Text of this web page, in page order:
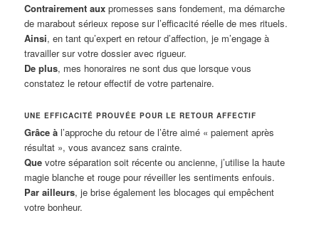
Contrairement aux promesses sans fondement, ma démarche
de marabout sérieux repose sur l’efficacité réelle de mes rituels.
Ainsi, en tant qu’expert en retour d’affection, je m’engage à
travailler sur votre dossier avec rigueur.
De plus, mes honoraires ne sont dus que lorsque vous
constatez le retour effectif de votre partenaire.
UNE EFFICACITÉ PROUVÉE POUR LE RETOUR AFFECTIF
Grâce à l’approche du retour de l’être aimé « paiement après
résultat », vous avancez sans crainte.
Que votre séparation soit récente ou ancienne, j’utilise la haute
magie blanche et rouge pour réveiller les sentiments enfouis.
Par ailleurs, je brise également les blocages qui empêchent
votre bonheur.